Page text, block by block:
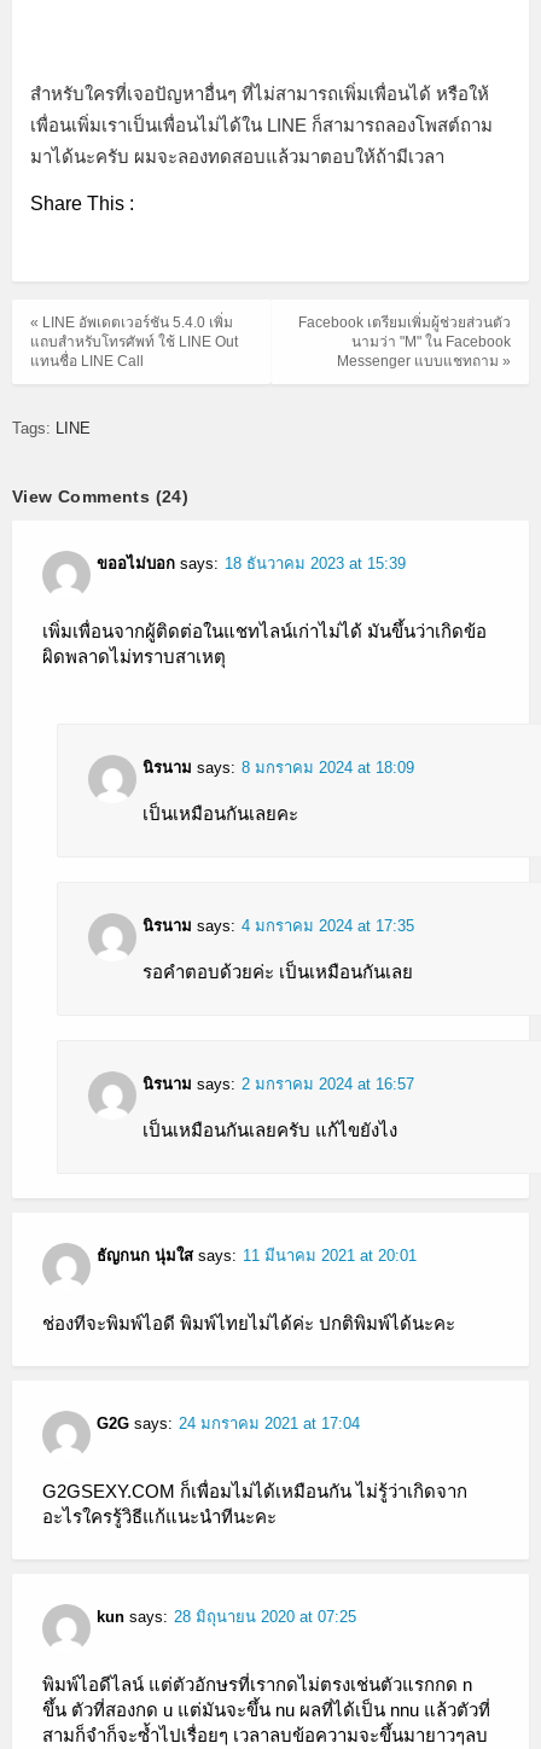
สำหรับใครที่เจอปัญหาอื่นๆ ที่ไม่สามารถเพิ่มเพื่อนได้ หรือให้
เพื่อนเพิ่มเราเป็นเพื่อนไม่ได้ใน LINE ก็สามารถลองโพสต์ถาม
มาได้นะครับ ผมจะลองทดสอบแล้วมาตอบให้ถ้ามีเวลา
Share This :
Facebook เตรียมเพิ่มผู้ช่วยส่วนตัว
นามว่า "M" ใน Facebook
Messenger แบบแชทถาม »
« LINE อัพเดตเวอร์ชัน 5.4.0 เพิ่ม
แถบสำหรับโทรศัพท์ ใช้ LINE Out
แทนชื่อ LINE Call
Tags: LINE
View Comments (24)
ขออไม่บอก says: 18 ธันวาคม 2023 at 15:39
เพิ่มเพื่อนจากผู้ติดต่อในแชทไลน์เก่าไม่ได้ มันขึ้นว่าเกิดข้อ
ผิดพลาดไม่ทราบสาเหตุ
นิรนาม says: 8 มกราคม 2024 at 18:09
เป็นเหมือนกันเลยคะ
นิรนาม says: 4 มกราคม 2024 at 17:35
รอคำตอบด้วยค่ะ เป็นเหมือนกันเลย
นิรนาม says: 2 มกราคม 2024 at 16:57
เป็นเหมือนกันเลยครับ แก้ไขยังไง
ธัญกนก นุ่มใส says: 11 มีนาคม 2021 at 20:01
ช่องทีจะพิมพ์ไอดี พิมพ์ไทยไม่ได้ค่ะ ปกติพิมพ์ได้นะคะ
G2G says: 24 มกราคม 2021 at 17:04
G2GSEXY.COM ก็เพื่อมไม่ได้เหมือนกัน ไม่รู้ว่าเกิดจาก
อะไรใครรู้วิธีแก้แนะนำทีนะคะ
kun says: 28 มิถุนายน 2020 at 07:25
พิมพ์ไอดีไลน์ แต่ตัวอักษรที่เรากดไม่ตรงเช่นตัวแรกกด n
ขึ้น ตัวที่สองกด u แต่มันจะขึ้น nu ผลที่ได้เป็น nnu แล้วตัวที่
สามก็จำก็จะซ้ำไปเรื่อยๆ เวลาลบข้อความจะขึ้นมายาวๆลบ